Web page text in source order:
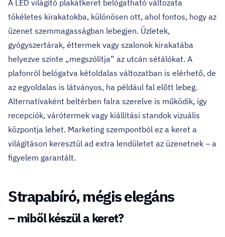
A LED világító plakátkeret belógatható változata
tökéletes kirakatokba, különösen ott, ahol fontos, hogy az
üzenet szemmagasságban lebegjen. Üzletek,
gyógyszertárak, éttermek vagy szalonok kirakatába
helyezve szinte „megszólítja” az utcán sétálókat. A
plafonról belógatva kétoldalas változatban is elérhető, de
az egyoldalas is látványos, ha például fal előtt lebeg.
Alternatívaként beltérben falra szerelve is működik, így
recepciók, várótermek vagy kiállítási standok vizuális
központja lehet. Marketing szempontból ez a keret a
világításon keresztül ad extra lendületet az üzenetnek – a
figyelem garantált.
Strapabíró, mégis elegáns
– miből készül a keret?